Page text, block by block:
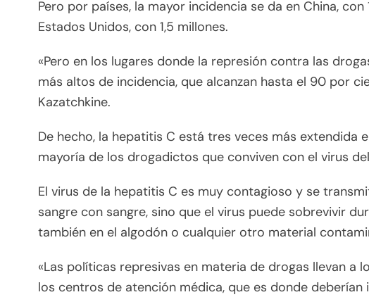
Pero por países, la mayor incidencia se da en China, con
Estados Unidos, con 1,5 millones.
«Pero en los lugares donde la represión contra las
más altos de incidencia, que alcanzan hasta el 90 por
Kazatchkine.
De hecho, la hepatitis C está tres veces más extendida
mayoría de los drogadictos que conviven con el virus
El virus de la hepatitis C es muy contagioso y se
sangre con sangre, sino que el virus puede sobrevivir
también en el algodón o cualquier otro material
«Las políticas represivas en materia de drogas llevan a
los centros de atención médica, que es donde